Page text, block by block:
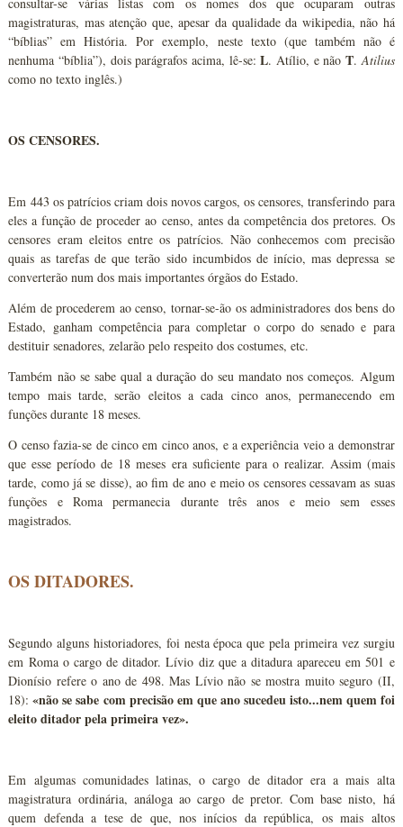
magistraturas, mas atenção que, apesar da qualidade da wikipedia, não há
“bíblias” em História. Por exemplo, neste texto (que também não é
nenhuma “bíblia”), dois parágrafos acima, lê-se:L. Atílio, e não T.Atilius
como no texto inglês.)
OS CENSORES.
Em 443 os patrícios criam dois novos cargos, os censores, transferindo para
eles a função de proceder ao censo, antes da competência dos pretores. Os
censores eram eleitos entre os patrícios. Não conhecemos com precisão
quais as tarefas de que terão sido incumbidos de início, mas depressa se
converterão num dos mais importantes órgãos do Estado.
Além de procederem ao censo, tornar-se-ão os administradores dos bens do
Estado, ganham competência para completar o corpo do senado e para
destituir senadores, zelarão pelo respeito dos costumes, etc.
Também não se sabe qual a duração do seu mandato nos começos. Algum
tempo mais tarde, serão eleitos a cada cinco anos, permanecendo em
funções durante 18 meses.
O censo fazia-se de cinco em cinco anos, e a experiência veio a demonstrar
que esse período de 18 meses era suficiente para o realizar. Assim (mais
tarde, como já se disse), ao fim de ano e meio os censores cessavam as suas
funções e Roma permanecia durante três anos e meio sem esses
magistrados.
OS DITADORES.
Segundo alguns historiadores, foi nesta época que pela primeira vez surgiu
em Roma o cargo de ditador. Lívio diz que a ditadura apareceu em 501 e
Dionísio refere o ano de 498. Mas Lívio não se mostra muito seguro (II,
18):«não se sabe com precisão em que ano sucedeu isto...nem quem foi
eleito ditador pela primeira vez».
Em algumas comunidades latinas, o cargo de ditador era a mais alta
magistratura ordinária, análoga ao cargo de pretor. Com base nisto, há
quem defenda a tese de que, nos inícios da república, os mais altos